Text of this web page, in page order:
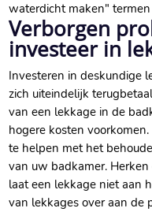
waterdicht maken"
Verborgen
investeer in
Investeren in deskundige
zich uiteindelijk
van een lekkage in de
hogere kosten
te helpen met het
van uw badkamer.
laat een lekkage niet aan
van lekkages over aan de